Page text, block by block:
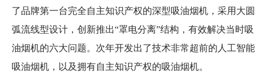
了品牌第一台完全自主知识产权的深型吸油烟机，采用大圆
弧流线型设计，创新推出“罩电分离”结构，有效解决当时吸
油烟机的六大问题。次年开发出了技术非常超前的人工智能
吸油烟机，以及拥有自主知识产权的吸油烟机。